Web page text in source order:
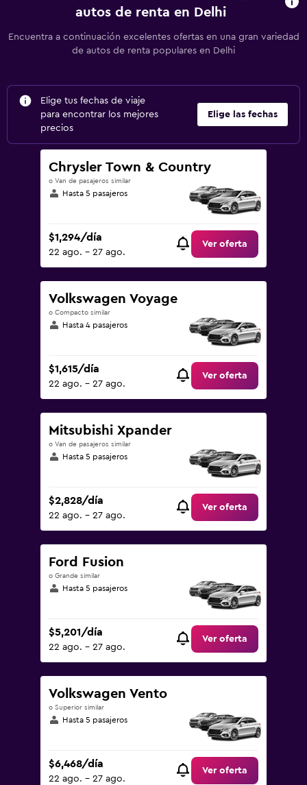
autos de renta en Delhi
Encuentra a continuación excelentes ofertas en una gran variedad
de autos de renta populares en Delhi
Elige tus fechas de viaje
para encontrar los mejores
precios
Elige las fechas
Chrysler Town & Country
o Van de pasajeros similar
Hasta 5 pasajeros
$1,294/día
22 ago. - 27 ago.
Ver oferta
Volkswagen Voyage
o Compacto similar
Hasta 4 pasajeros
$1,615/día
22 ago. - 27 ago.
Ver oferta
Mitsubishi Xpander
o Van de pasajeros similar
Hasta 5 pasajeros
$2,828/día
22 ago. - 27 ago.
Ver oferta
Ford Fusion
o Grande similar
Hasta 5 pasajeros
$5,201/día
22 ago. - 27 ago.
Ver oferta
Volkswagen Vento
o Superior similar
Hasta 5 pasajeros
$6,468/día
22 ago. - 27 ago.
Ver oferta